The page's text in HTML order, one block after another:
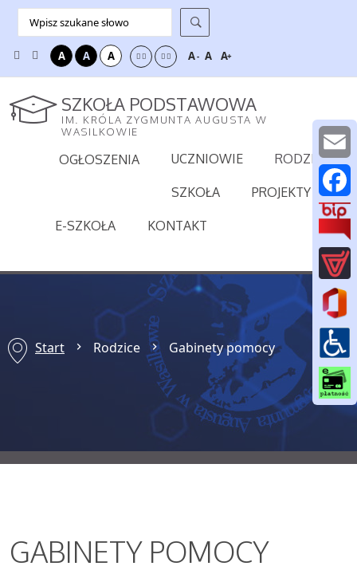
A A A A- A A+
SZKOŁA PODSTAWOWA
IM. KRÓLA ZYGMUNTA AUGUSTA W
WASILKOWIE
OGŁOSZENIA UCZNIOWIE RODZICE
SZKOŁA PROJEKTY
E-SZKOŁA KONTAKT
Start Rodzice Gabinety pomocy
E
m
a
F
a
c
e
b
o
o
GABINETY POMOCY